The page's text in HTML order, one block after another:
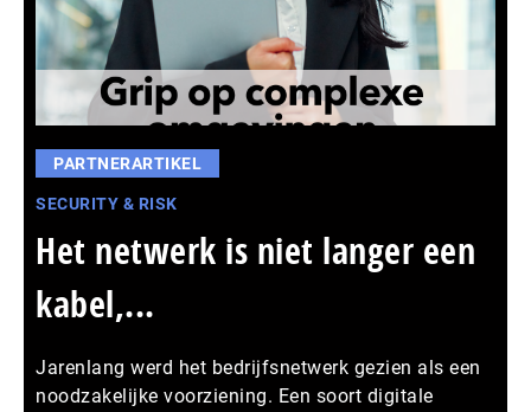
PARTNERARTIKEL
SECURITY & RISK
Het netwerk is niet langer een
kabel,...
Jarenlang werd het bedrijfsnetwerk gezien als een
noodzakelijke voorziening. Een soort digitale